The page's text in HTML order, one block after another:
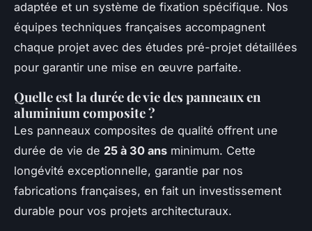
adaptée et un système de fixation spécifique. Nos
équipes techniques françaises accompagnent
chaque projet avec des études pré-projet détaillées
pour garantir une mise en œuvre parfaite.
Quelle est la durée de vie des panneaux en
aluminium composite ?
Les panneaux composites de qualité offrent une
durée de vie de 25 à 30 ans minimum. Cette
longévité exceptionnelle, garantie par nos
fabrications françaises, en fait un investissement
durable pour vos projets architecturaux.